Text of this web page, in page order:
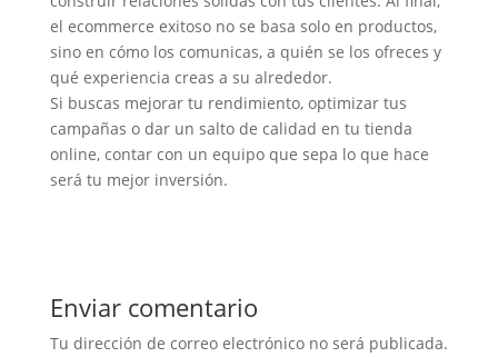
el ecommerce exitoso no se basa solo en productos,
sino en cómo los comunicas, a quién se los ofreces y
qué experiencia creas a su alrededor.
Si buscas mejorar tu rendimiento, optimizar tus
campañas o dar un salto de calidad en tu tienda
online, contar con un equipo que sepa lo que hace
será tu mejor inversión.
Enviar comentario
Tu dirección de correo electrónico no será publicada.